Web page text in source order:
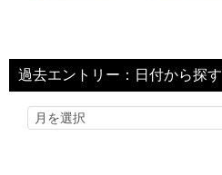
過去エントリー：日付から探す